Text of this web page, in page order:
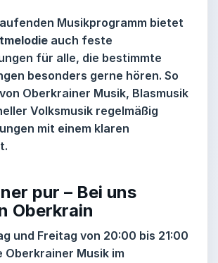
Musikprogramm bietet
auch feste
für alle, die bestimmte
besonders gerne hören. So
Oberkrainer Musik, Blasmusik
Volksmusik regelmäßig
mit einem klaren
pur – Bei uns
Oberkrain
und Freitag von 20:00 bis 21:00
Oberkrainer Musik im